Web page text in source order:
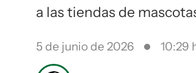
a las tiendas de
5 de junio de 2026 10:29